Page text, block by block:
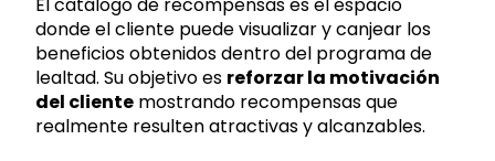
El catálogo de recompensas es el espacio
donde el cliente puede visualizar y canjear los
beneficios obtenidos dentro del programa de
lealtad. Su objetivo es reforzar la motivación
del cliente mostrando recompensas que
realmente resulten atractivas y alcanzables.